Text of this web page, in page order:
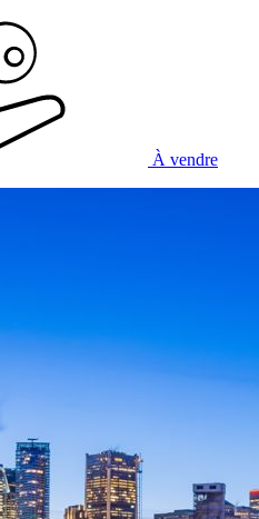
À vendre